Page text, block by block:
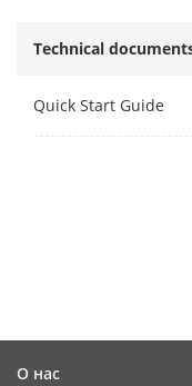
Technical
Quick Start Guide
О нас